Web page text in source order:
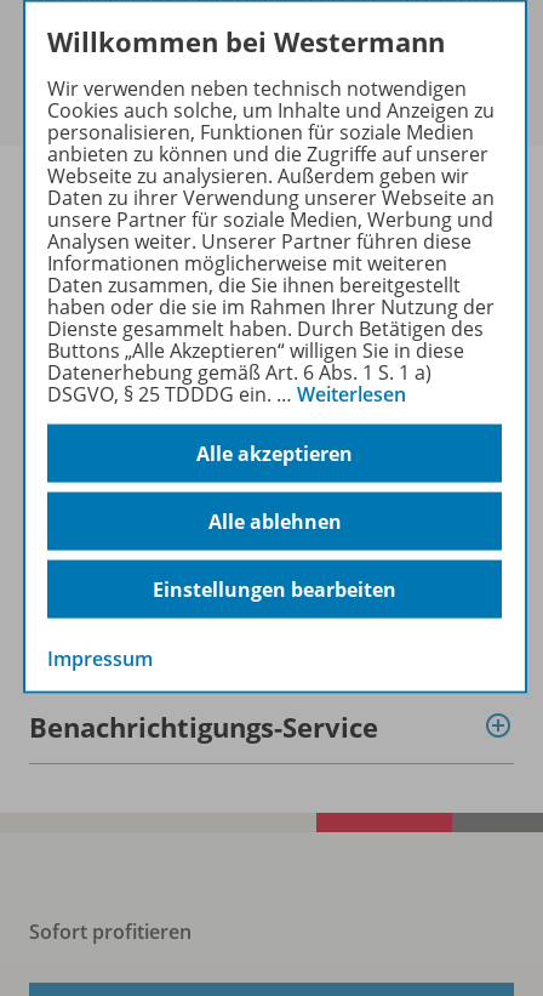
Referendaren/Referendarinnen,
erworben werden.
Produktinformationen
Beschreibung
Lizenzbedingungen
Zugehörige Produkte
Benachrichtigungs-Service
Sofort profitieren
Willkommen bei Westermann
Wir verwenden neben technisch notwendigen
Cookies auch solche, um Inhalte und Anzeigen zu
personalisieren, Funktionen für soziale Medien
anbieten zu können und die Zugriffe auf unserer
Webseite zu analysieren. Außerdem geben wir
Daten zu ihrer Verwendung unserer Webseite an
unsere Partner für soziale Medien, Werbung und
Analysen weiter. Unserer Partner führen diese
Informationen möglicherweise mit weiteren
Daten zusammen, die Sie ihnen bereitgestellt
haben oder die sie im Rahmen Ihrer Nutzung der
Dienste gesammelt haben. Durch Betätigen des
Buttons „Alle Akzeptieren“ willigen Sie in diese
Datenerhebung gemäß Art. 6 Abs. 1 S. 1 a)
DSGVO, § 25 TDDDG ein. … Weiterlesen
Alle akzeptieren
Alle ablehnen
Einstellungen bearbeiten
Impressum